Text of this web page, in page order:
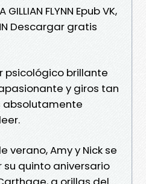
GILLIAN FLYNN Epub VK,
Descargar gratis
psicológico brillante
y giros tan
absolutamente
verano, Amy y Nick se
quinto aniversario